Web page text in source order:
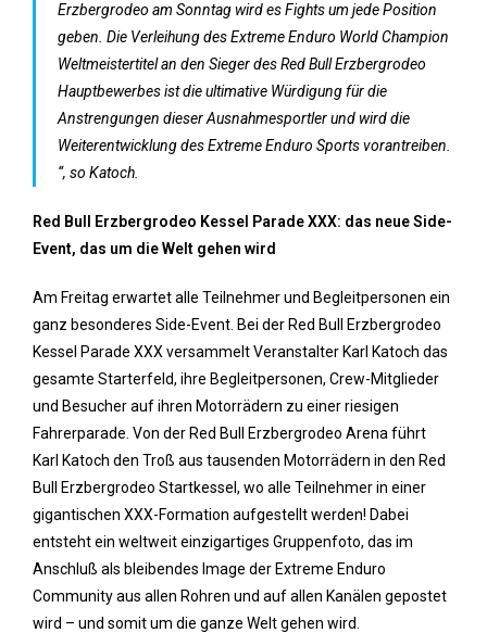
Erzbergrodeo am Sonntag wird es Fights um jede Position
geben. Die Verleihung des Extreme Enduro World Champion
Weltmeistertitel an den Sieger des Red Bull Erzbergrodeo
Hauptbewerbes ist die ultimative Würdigung für die
Anstrengungen dieser Ausnahmesportler und wird die
Weiterentwicklung des Extreme Enduro Sports vorantreiben.
“, so Katoch.
Red Bull Erzbergrodeo Kessel Parade XXX: das neue Side-
Event, das um die Welt gehen wird
Am Freitag erwartet alle Teilnehmer und Begleitpersonen ein
ganz besonderes Side-Event. Bei der Red Bull Erzbergrodeo
Kessel Parade XXX versammelt Veranstalter Karl Katoch das
gesamte Starterfeld, ihre Begleitpersonen, Crew-Mitglieder
und Besucher auf ihren Motorrädern zu einer riesigen
Fahrerparade. Von der Red Bull Erzbergrodeo Arena führt
Karl Katoch den Troß aus tausenden Motorrädern in den Red
Bull Erzbergrodeo Startkessel, wo alle Teilnehmer in einer
gigantischen XXX-Formation aufgestellt werden! Dabei
entsteht ein weltweit einzigartiges Gruppenfoto, das im
Anschluß als bleibendes Image der Extreme Enduro
Community aus allen Rohren und auf allen Kanälen gepostet
wird – und somit um die ganze Welt gehen wird.